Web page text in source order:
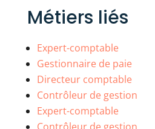
Métiers liés
Expert-comptable
Gestionnaire de paie
Directeur comptable
Contrôleur de gestion
Expert-comptable